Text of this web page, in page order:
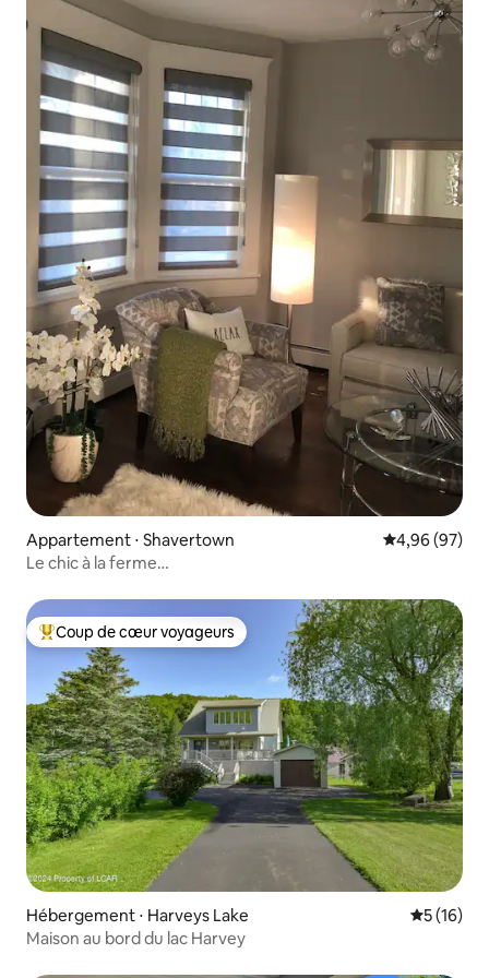
Appartement ⋅ Shavertown Évaluation
4,96 (97)
Le chic à la ferme…
Coups de cœur voyageurs les plus appréciés
Coup de cœur voyageurs
Hébergement ⋅ Harveys Lake
5 (16)
Maison au bord du lac Harvey